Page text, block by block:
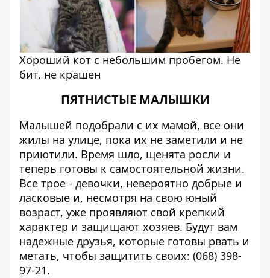
Хороший кот с небольшим пробегом. Не
бит, не крашен
ПЯТНИСТЫЕ МАЛЫШКИ
Малышей подобрали с их мамой, все они
жилы на улице, пока их не заметили и не
приютили. Время шло, щенята росли и
теперь готовы к самостоятельной жизни.
Все трое - девочки, невероятно добрые и
ласковые и, несмотря на свою юный
возраст, уже проявляют свой крепкий
характер и защищают хозяев. Будут вам
надежные друзья, которые готовы рвать и
метать, чтобы защитить своих: (068) 398-
97-21.